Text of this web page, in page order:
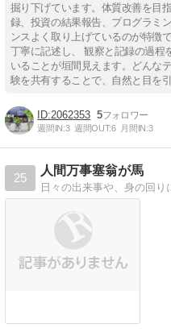
掘り下げています。体質改善を目
録、投資の結果報告、プログラミ
ンスよく取り上げているのが特徴
丁寧に記述し、 観察と記録の過程
いることが垣間見えます。どんな
験を共有することで、自然と目を
2062353 5
週間IN:3 週間OUT:6 月間IN:3
25
人間万事塞翁が馬